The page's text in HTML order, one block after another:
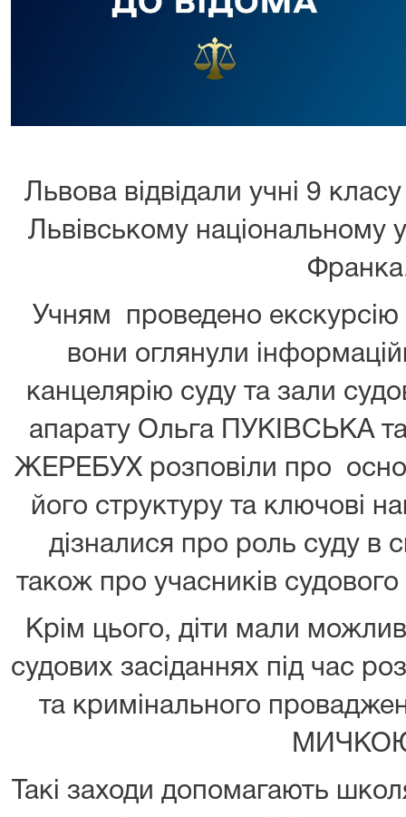
Львова відвідали учні 9
Львівському національному
Учням проведено
вони оглянули
канцелярію суду та зали
апарату Ольга ПУКІВСЬКА
ЖЕРЕБУХ розповіли про
його структуру та ключові
дізналися про роль суду в
також про учасників судового
Крім цього, діти мали
судових засіданнях під час
та кримінального
Такі заходи допомагають